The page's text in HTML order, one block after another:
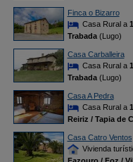
Finca o Bizarro
Casa Rural a
Trabada(Lugo)
Casa Carballeira
Casa Rural a
Trabada(Lugo)
Casa A Pedra
Casa Rural a
Reiriz / Tapia de
Casa Catro Ventos
Vivienda